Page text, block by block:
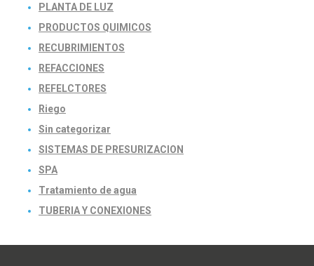
PLANTA DE LUZ
PRODUCTOS QUIMICOS
RECUBRIMIENTOS
REFACCIONES
REFELCTORES
Riego
Sin categorizar
SISTEMAS DE PRESURIZACION
SPA
Tratamiento de agua
TUBERIA Y CONEXIONES